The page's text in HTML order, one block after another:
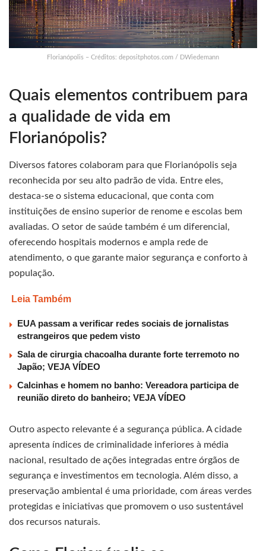
Florianópolis – Créditos: depositphotos.com / DWiedemann
Quais elementos contribuem para
a qualidade de vida em
Florianópolis?
Diversos fatores colaboram para que Florianópolis seja
reconhecida por seu alto padrão de vida. Entre eles,
destaca-se o sistema educacional, que conta com
instituições de ensino superior de renome e escolas bem
avaliadas. O setor de saúde também é um diferencial,
oferecendo hospitais modernos e ampla rede de
atendimento, o que garante maior segurança e conforto à
população.
Leia Também
EUA passam a verificar redes sociais de jornalistas
estrangeiros que pedem visto
Sala de cirurgia chacoalha durante forte terremoto no
Japão; VEJA VÍDEO
Calcinhas e homem no banho: Vereadora participa de
reunião direto do banheiro; VEJA VÍDEO
Outro aspecto relevante é a segurança pública. A cidade
apresenta índices de criminalidade inferiores à média
nacional, resultado de ações integradas entre órgãos de
segurança e investimentos em tecnologia. Além disso, a
preservação ambiental é uma prioridade, com áreas verdes
protegidas e iniciativas que promovem o uso sustentável
dos recursos naturais.